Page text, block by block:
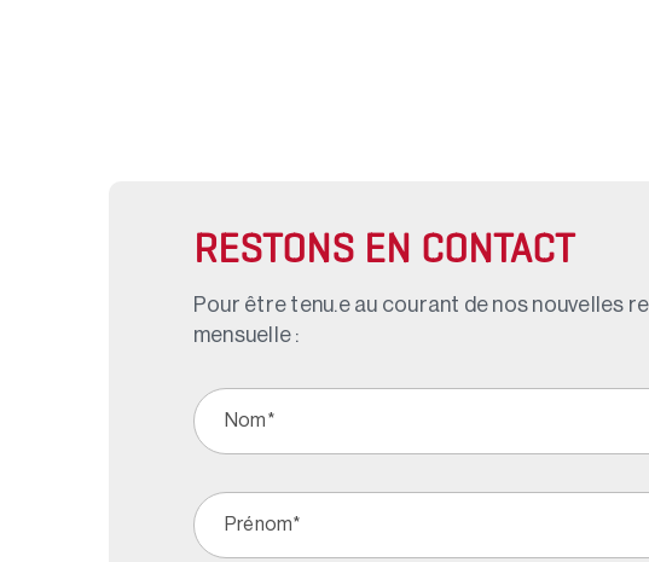
RESTONS EN CONTACT
Pour être tenu.e au courant de nos nouvelles
mensuelle :